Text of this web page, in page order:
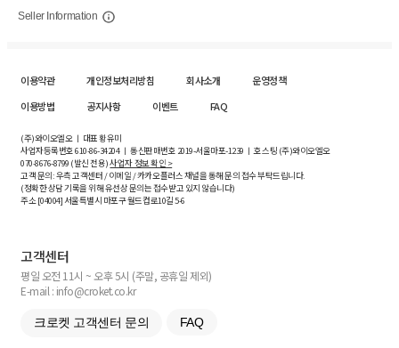
Seller Information
이용약관 개인정보처리방침 회사소개
운영정책
이용방법
공지사항 이벤트 FAQ
(주)와이오엘오 ㅣ 대표 황유미
사업자등록번호610-86-34204ㅣ 통신판매번호 2019-서울마포-1239 ㅣ 호스팅 (주)와이오엘오
070-8676-8799 (발신 전용)사업자 정보 확인 >
고객 문의: 우측 고객센터 / 이메일 / 카카오플러스 채널을 통해 문의 접수 부탁드립니다.
(정확한 상담 기록을 위해 유선상 문의는 접수받고 있지 않습니다)
주소 [04004] 서울특별시 마포구 월드컵로10길5-6
고객센터
평일 오전 11시 ~ 오후 5시 (주말, 공휴일 제외)
E-mail : info@croket.co.kr
크로켓 고객센터 문의 FAQ